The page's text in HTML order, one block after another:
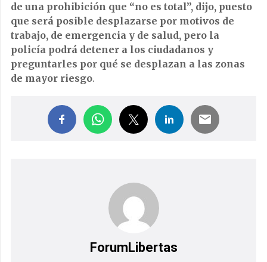
de una prohibición que “no es total”, dijo, puesto
que será posible desplazarse por motivos de
trabajo, de emergencia y de salud, pero la
policía podrá detener a los ciudadanos y
preguntarles por qué se desplazan a las zonas
de mayor riesgo.
ForumLibertas